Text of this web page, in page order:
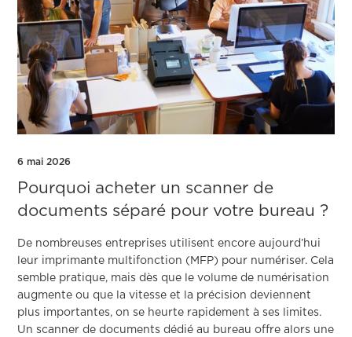
6 mai 2026
Pourquoi acheter un scanner de
documents séparé pour votre bureau ?
De nombreuses entreprises utilisent encore aujourd’hui
leur imprimante multifonction (MFP) pour numériser. Cela
semble pratique, mais dès que le volume de numérisation
augmente ou que la vitesse et la précision deviennent
plus importantes, on se heurte rapidement à ses limites.
Un scanner de documents dédié au bureau offre alors une